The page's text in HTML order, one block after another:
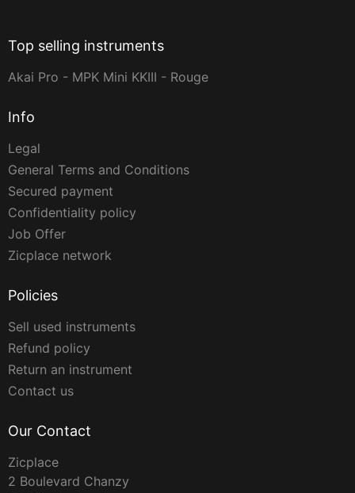
Top selling instruments
Akai Pro - MPK Mini KKIII - Rouge
Info
Legal
General Terms and Conditions
Secured payment
Confidentiality policy
Job Offer
Zicplace network
Policies
Sell used instruments
Refund policy
Return an instrument
Contact us
Our Contact
Zicplace
2 Boulevard Chanzy